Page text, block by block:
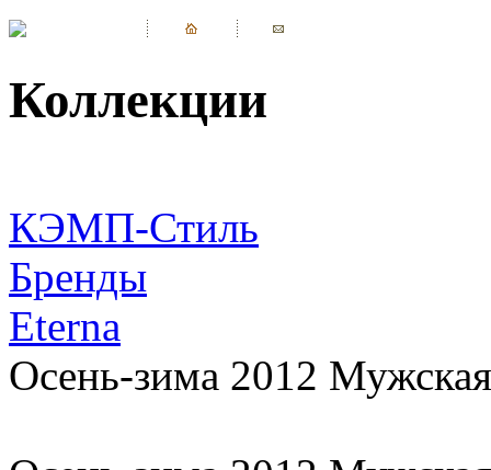
Коллекции
КЭМП-Стиль
Бренды
Eterna
Осень-зима 2012